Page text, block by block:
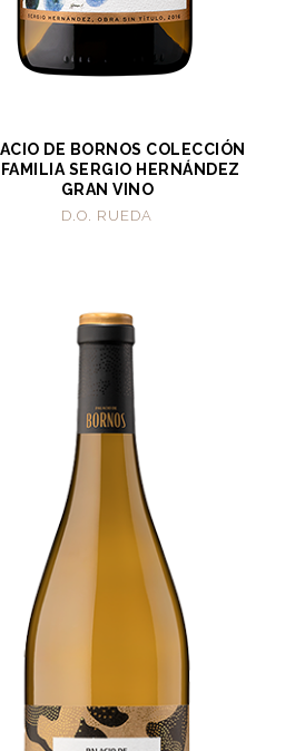
DE BORNOS COLECCIÓN
SERGIO HERNÁNDEZ
GRAN VINO
D.O. RUEDA